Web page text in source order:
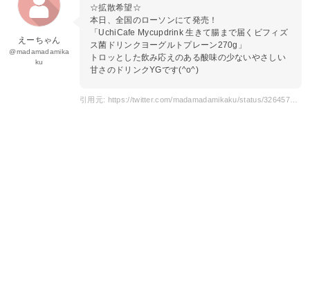
えーちゃん
@madamadamika
ku
☆拡散希望☆
本日、全国のローソンにて発売！
「UchiCafe Mycupdrink 生きて腸まで届くビフィズ
ス菌ドリンクヨーグルトプレーン270g」
トロッとした飲み応えのある酸味の少ないやさしい
甘さのドリンクYGです(^o^)
引用元: https://twitter.com/madamadamikaku/status/326457018930057217